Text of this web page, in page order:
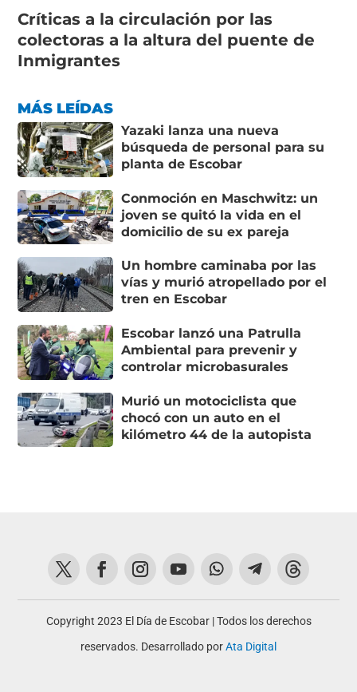
Críticas a la circulación por las
colectoras a la altura del puente de
Inmigrantes
MÁS LEÍDAS
Yazaki lanza una nueva
búsqueda de personal para su
planta de Escobar
Conmoción en Maschwitz: un
joven se quitó la vida en el
domicilio de su ex pareja
Un hombre caminaba por las
vías y murió atropellado por el
tren en Escobar
Escobar lanzó una Patrulla
Ambiental para prevenir y
controlar microbasurales
Murió un motociclista que
chocó con un auto en el
kilómetro 44 de la autopista
Copyright 2023 El Día de Escobar | Todos los derechos
reservados. Desarrollado porAta Digital